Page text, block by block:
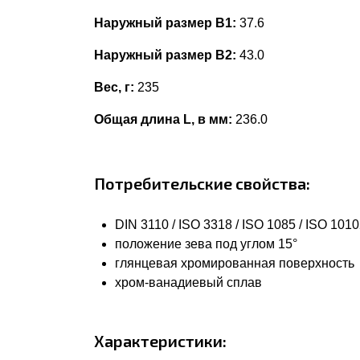
Наружный размер В1: 37.6
Наружный размер В2: 43.0
Вес, г: 235
Общая длина L, в мм: 236.0
Потребительские свойства:
DIN 3110 / ISO 3318 / ISO 1085 / ISO
положение зева под углом 15°
глянцевая хромированная поверхность
хром-ванадиевый сплав
Характеристики: